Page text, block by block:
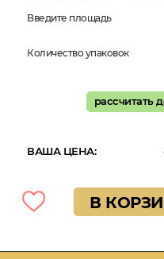
Введите площадь
Количество упаковок
рассчитать
ВАША ЦЕНА:
В